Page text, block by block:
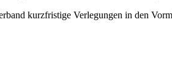
kurzfristige Verlegungen in den